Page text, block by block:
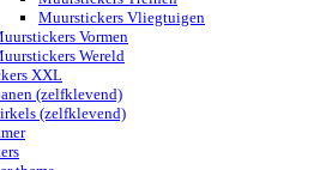
Muurstickers Vliegtuigen
Vormen
Wereld
XXL
(zelfklevend)
(zelfklevend)